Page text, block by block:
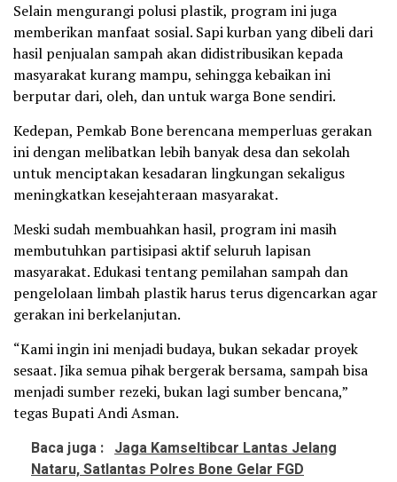
Selain mengurangi polusi plastik, program ini juga
memberikan manfaat sosial. Sapi kurban yang dibeli dari
hasil penjualan sampah akan didistribusikan kepada
masyarakat kurang mampu, sehingga kebaikan ini
berputar dari, oleh, dan untuk warga Bone sendiri.
Kedepan, Pemkab Bone berencana memperluas gerakan
ini dengan melibatkan lebih banyak desa dan sekolah
untuk menciptakan kesadaran lingkungan sekaligus
meningkatkan kesejahteraan masyarakat.
Meski sudah membuahkan hasil, program ini masih
membutuhkan partisipasi aktif seluruh lapisan
masyarakat. Edukasi tentang pemilahan sampah dan
pengelolaan limbah plastik harus terus digencarkan agar
gerakan ini berkelanjutan.
“Kami ingin ini menjadi budaya, bukan sekadar proyek
sesaat. Jika semua pihak bergerak bersama, sampah bisa
menjadi sumber rezeki, bukan lagi sumber bencana,”
tegas Bupati Andi Asman.
Baca juga : Jaga Kamseltibcar Lantas Jelang
Nataru, Satlantas Polres Bone Gelar FGD